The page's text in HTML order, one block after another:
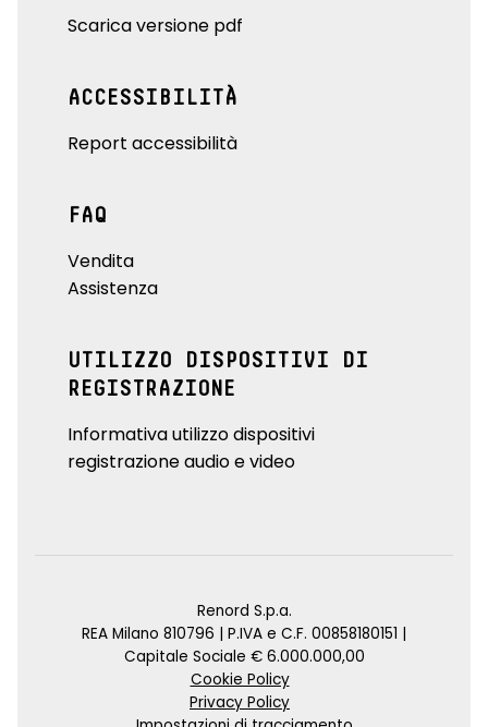
Scarica versione pdf
ACCESSIBILITÀ
Report accessibilità
FAQ
Vendita
Assistenza
UTILIZZO DISPOSITIVI DI
REGISTRAZIONE
Informativa utilizzo dispositivi
registrazione audio e video
Renord S.p.a.
REA Milano 810796 | P.IVA e C.F. 00858180151 |
Capitale Sociale € 6.000.000,00
Cookie Policy
Privacy Policy